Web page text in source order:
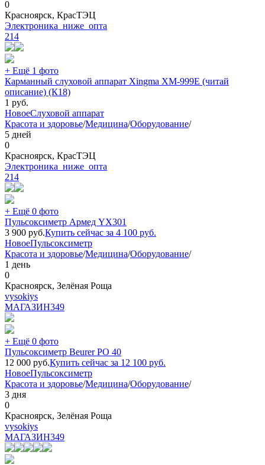
0
Красноярск, КрасТЭЦ
Электроника_ниже_опта
214
+ Ещё 1 фото
Карманный слуховой аппарат Xingma XM-999E (читай
описание) (К18)
1 руб.
НовоеСлуховой аппарат
Красота и здоровье/Медицина/Оборудование/
5 дней
0
Красноярск, КрасТЭЦ
Электроника_ниже_опта
214
+ Ещё 0 фото
Пульсоксиметр Армед YX301
3 900 руб.Купить сейчас за 4 100 руб.
НовоеПульсоксиметр
Красота и здоровье/Медицина/Оборудование/
1 день
0
Красноярск, Зелёная Роща
vysokiys
МАГАЗИН349
+ Ещё 0 фото
Пульсоксиметр Beurer PO 40
12 000 руб.Купить сейчас за 12 100 руб.
НовоеПульсоксиметр
Красота и здоровье/Медицина/Оборудование/
3 дня
0
Красноярск, Зелёная Роща
vysokiys
МАГАЗИН349